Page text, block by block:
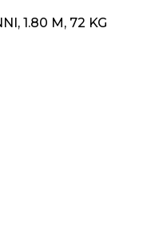
1.80 M, 72 KG